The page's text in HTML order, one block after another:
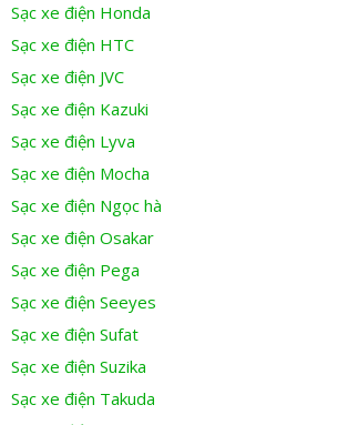
Sạc xe điện Honda
Sạc xe điện HTC
Sạc xe điện JVC
Sạc xe điện Kazuki
Sạc xe điện Lyva
Sạc xe điện Mocha
Sạc xe điện Ngọc hà
Sạc xe điện Osakar
Sạc xe điện Pega
Sạc xe điện Seeyes
Sạc xe điện Sufat
Sạc xe điện Suzika
Sạc xe điện Takuda